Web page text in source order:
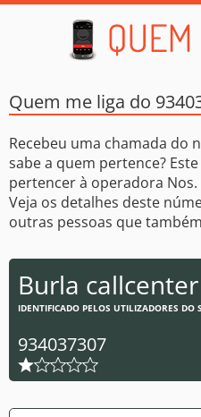
Quem me liga do
Recebeu uma chamada do
sabe a quem pertence?
pertencer à operadora Nos.
Veja os detalhes deste
outras pessoas que
Burla callcenter
IDENTIFICADO PELOS UTILIZADORES DO
934037307